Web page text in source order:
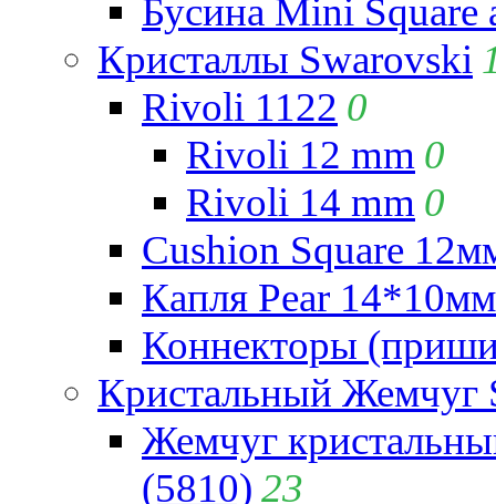
Бусина Mini Square
Кристаллы Swarovski
Rivoli 1122 0
Rivoli 12 mm 0
Rivoli 14 mm 0
Cushion Square
Капля Pear
Коннекторы
Кристальный Жемчуг
Жемчуг
(5810) 23